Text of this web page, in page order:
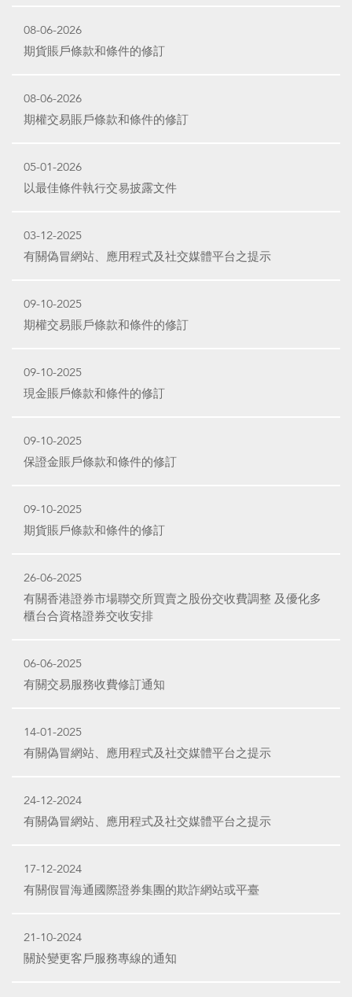
08-06-2026
期貨賬戶條款和條件的修訂
08-06-2026
期權交易賬戶條款和條件的修訂
05-01-2026
以最佳條件執行交易披露文件
03-12-2025
有關偽冒網站、應用程式及社交媒體平台之提示
09-10-2025
期權交易賬戶條款和條件的修訂
09-10-2025
現金賬戶條款和條件的修訂
09-10-2025
保證金賬戶條款和條件的修訂
09-10-2025
期貨賬戶條款和條件的修訂
26-06-2025
有關香港證券市場聯交所買賣之股份交收費調整 及優化多
櫃台合資格證券交收安排
06-06-2025
有關交易服務收費修訂通知
14-01-2025
有關偽冒網站、應用程式及社交媒體平台之提示
24-12-2024
有關偽冒網站、應用程式及社交媒體平台之提示
17-12-2024
有關假冒海通國際證券集團的欺詐網站或平臺
21-10-2024
關於變更客戶服務專線的通知